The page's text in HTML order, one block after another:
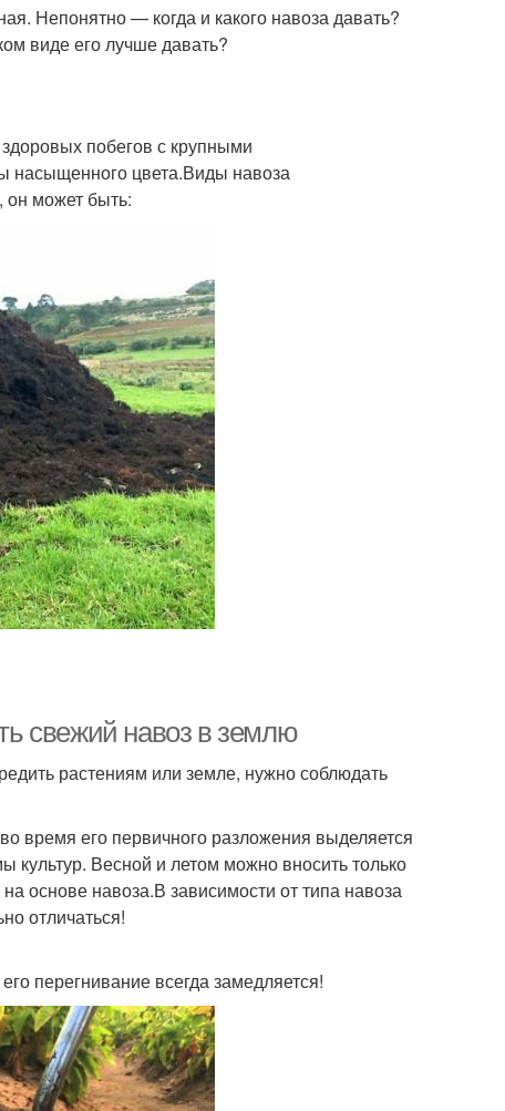
Непонятно — когда и какого навоза давать?
виде его лучше давать?
побегов с крупными
насыщенного цвета.Виды навоза
может быть:
свежий навоз в землю
растениям или земле, нужно соблюдать
время его первичного разложения выделяется
культур. Весной и летом можно вносить только
основе навоза.В зависимости от типа навоза
отличаться!
перегнивание всегда замедляется!